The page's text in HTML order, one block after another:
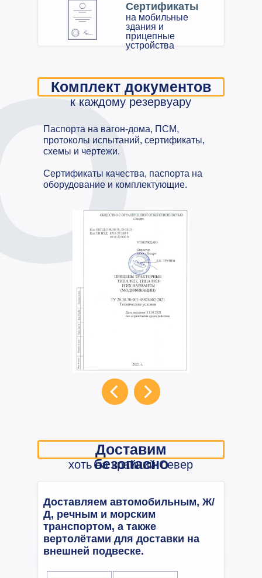
на мобильные
здания и
прицепные
устройства
Сертификаты
Паспорта на вагон-дома, ПСМ,
протоколы испытаний, сертификаты,
схемы и чертежи.
Сертификаты качества, паспорта на
оборудование и комплектующие.
Комплект документов
к каждому резервуару
Доставим
безопасно
хоть на крайний Север
Доставляем автомобильным, Ж/
Д, речным и морским
транспортом, а также
вертолётами для доставки на
внешней подвеске.